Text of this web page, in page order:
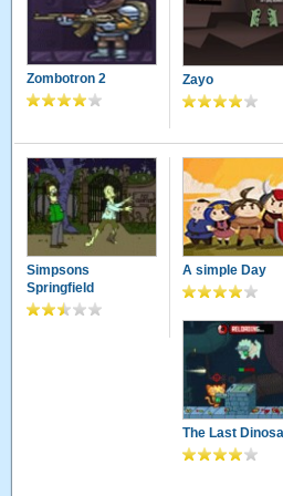
Zombotron 2 Zayo
Simpsons
Springfield
A simple Day
The Last